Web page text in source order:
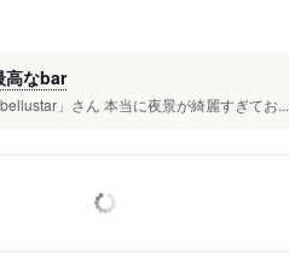
高なbar
」さん 本当に夜景が綺麗すぎてお...